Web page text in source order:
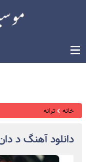
خانه ترانه
دانلود آهنگ د